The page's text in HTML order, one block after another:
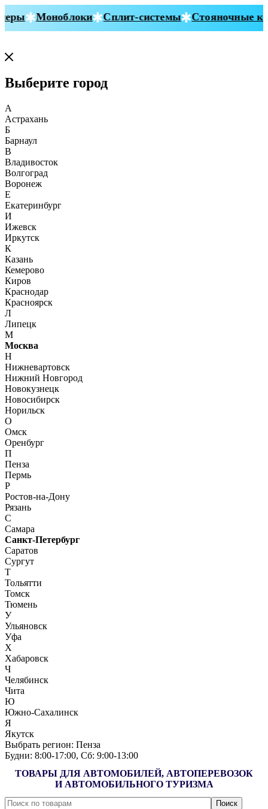
Моноблоки Сплит-системы Стояночные
Выберите город
А
Астрахань
Б
Барнаул
В
Владивосток
Волгоград
Воронеж
Е
Екатеринбург
И
Ижевск
Иркутск
К
Казань
Кемерово
Киров
Краснодар
Красноярск
Л
Липецк
М
Москва
Н
Нижневартовск
Нижний Новгород
Новокузнецк
Новосибирск
Норильск
О
Омск
Оренбург
П
Пенза
Пермь
Р
Ростов-на-Дону
Рязань
С
Самара
Санкт-Петербург
Саратов
Сургут
Т
Тольятти
Томск
Тюмень
У
Ульяновск
Уфа
Х
Хабаровск
Ч
Челябинск
Чита
Ю
Южно-Сахалинск
Я
Якутск
Выбрать регион: Пенза
Будни: 8:00‑17:00, Сб: 9:00‑13:00
ТОВАРЫ ДЛЯ АВТОМОБИЛЕЙ, АВТОПЕРЕВОЗОК
И АВТОМОБИЛЬНОГО ТУРИЗМА